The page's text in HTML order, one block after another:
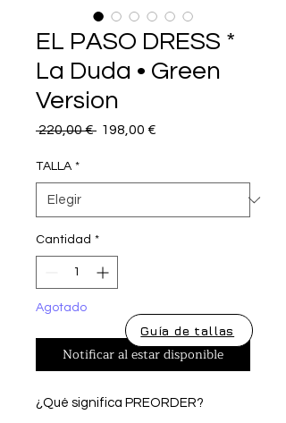
EL PASO DRESS *
La Duda • Green
Version
220,00 € Precio
198,00 €
TALLA *
Cantidad *
Agotado
Notificar al estar disponible
¿Qué significa PREORDER?
Guía de tallas